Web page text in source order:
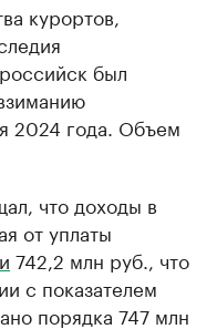
курортов,
был
2024 года. Объем
что доходы в
от уплаты
742,2 млн руб., что
с показателем
порядка 747 млн